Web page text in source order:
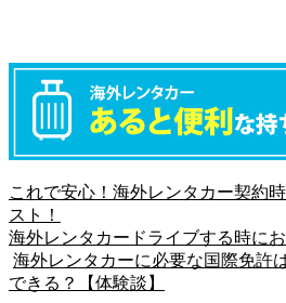
これで安心！海外レンタカー契約
スト！
海外レンタカードライブする時に
海外レンタカーに必要な国際免許
できる？【体験談】